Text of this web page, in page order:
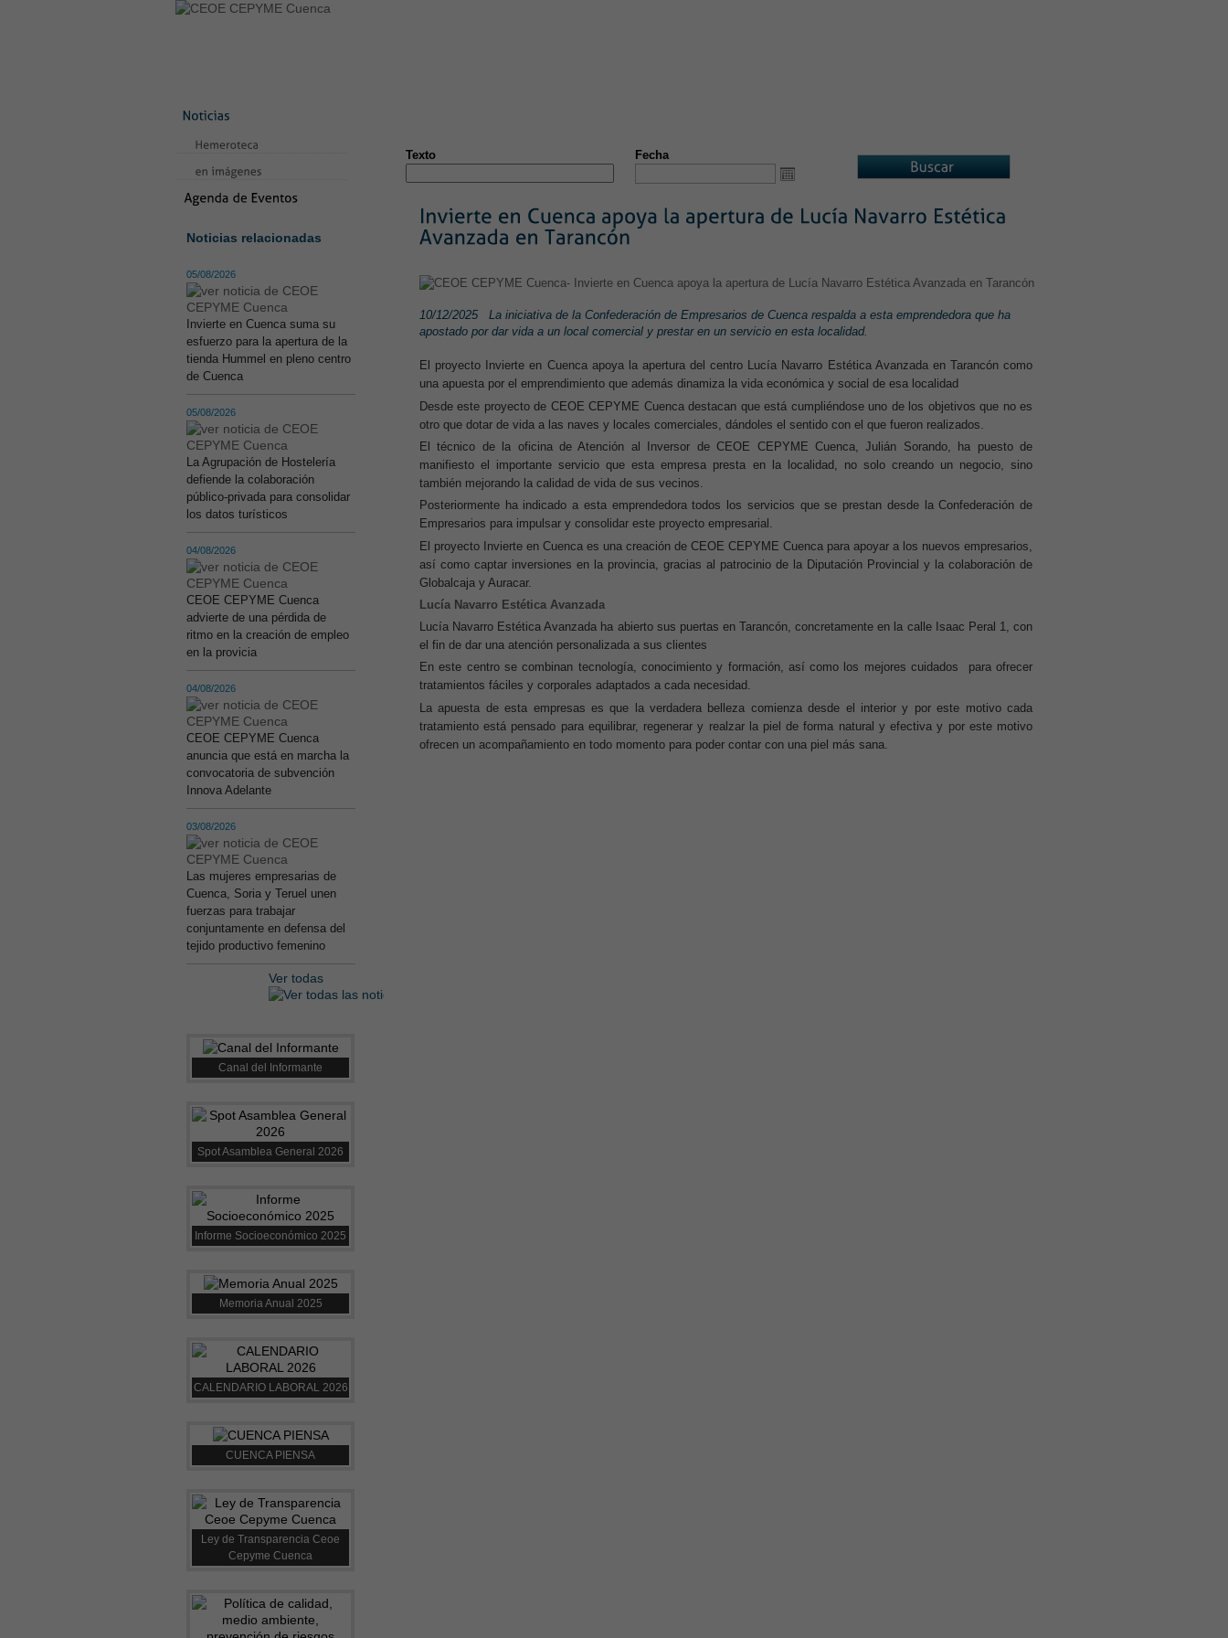
Noticias relacionadas
05/08/2026
Invierte en Cuenca suma su
esfuerzo para la apertura de la
tienda Hummel en pleno centro
de Cuenca
05/08/2026
La Agrupación de Hostelería
defiende la colaboración
público-privada para consolidar
los datos turísticos
04/08/2026
CEOE CEPYME Cuenca
advierte de una pérdida de
ritmo en la creación de empleo
en la provicia
04/08/2026
CEOE CEPYME Cuenca
anuncia que está en marcha la
convocatoria de subvención
Innova Adelante
03/08/2026
Las mujeres empresarias de
Cuenca, Soria y Teruel unen
fuerzas para trabajar
conjuntamente en defensa del
tejido productivo femenino
Ver todas
Canal del Informante
Spot Asamblea General 2026
Informe Socioeconómico 2025
Memoria Anual 2025
CALENDARIO LABORAL 2026
CUENCA PIENSA
Ley de Transparencia Ceoe
Cepyme Cuenca
Texto Fecha
10/12/2025
La iniciativa de la Confederación de Empresarios de Cuenca respalda a esta emprendedora que ha
apostado por dar vida a un local comercial y prestar en un servicio en esta localidad.
El proyecto Invierte en Cuenca apoya la apertura del centro Lucía Navarro Estética Avanzada en Tarancón como
una apuesta por el emprendimiento que además dinamiza la vida económica y social de esa localidad
Desde este proyecto de CEOE CEPYME Cuenca destacan que está cumpliéndose uno de los objetivos que no es
otro que dotar de vida a las naves y locales comerciales, dándoles el sentido con el que fueron realizados.
El técnico de la oficina de Atención al Inversor de CEOE CEPYME Cuenca, Julián Sorando, ha puesto de
manifiesto el importante servicio que esta empresa presta en la localidad, no solo creando un negocio, sino
también mejorando la calidad de vida de sus vecinos.
Posteriormente ha indicado a esta emprendedora todos los servicios que se prestan desde la Confederación de
Empresarios para impulsar y consolidar este proyecto empresarial.
El proyecto Invierte en Cuenca es una creación de CEOE CEPYME Cuenca para apoyar a los nuevos empresarios,
así como captar inversiones en la provincia, gracias al patrocinio de la Diputación Provincial y la colaboración de
Globalcaja y Auracar.
Lucía Navarro Estética Avanzada
Lucía Navarro Estética Avanzada ha abierto sus puertas en Tarancón, concretamente en la calle Isaac Peral 1, con
el fin de dar una atención personalizada a sus clientes
En este centro se combinan tecnología, conocimiento y formación, así como los mejores cuidados
para ofrecer
tratamientos fáciles y corporales adaptados a cada necesidad.
La apuesta de esta empresas es que la verdadera belleza comienza desde el interior y por este motivo cada
tratamiento está pensado para equilibrar, regenerar y realzar la piel de forma natural y efectiva y por este motivo
ofrecen un acompañamiento en todo momento para poder contar con una piel más sana.